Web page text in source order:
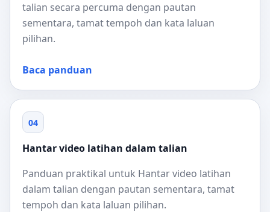
talian secara percuma dengan pautan
sementara, tamat tempoh dan kata laluan
pilihan.
Baca panduan
04
Hantar video latihan dalam talian
Panduan praktikal untuk Hantar video latihan
dalam talian dengan pautan sementara, tamat
tempoh dan kata laluan pilihan.